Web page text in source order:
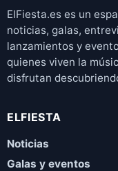
ElFiesta.es es un
noticias, galas,
lanzamientos y
quienes viven la
disfrutan
ELFIESTA
Noticias
Galas y eventos